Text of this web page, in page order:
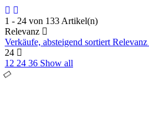
1 - 24 von 133 Artikel(n)
Relevanz
Verkäufe, absteigend sortiertRelevanz
24
12 24 36 Show all